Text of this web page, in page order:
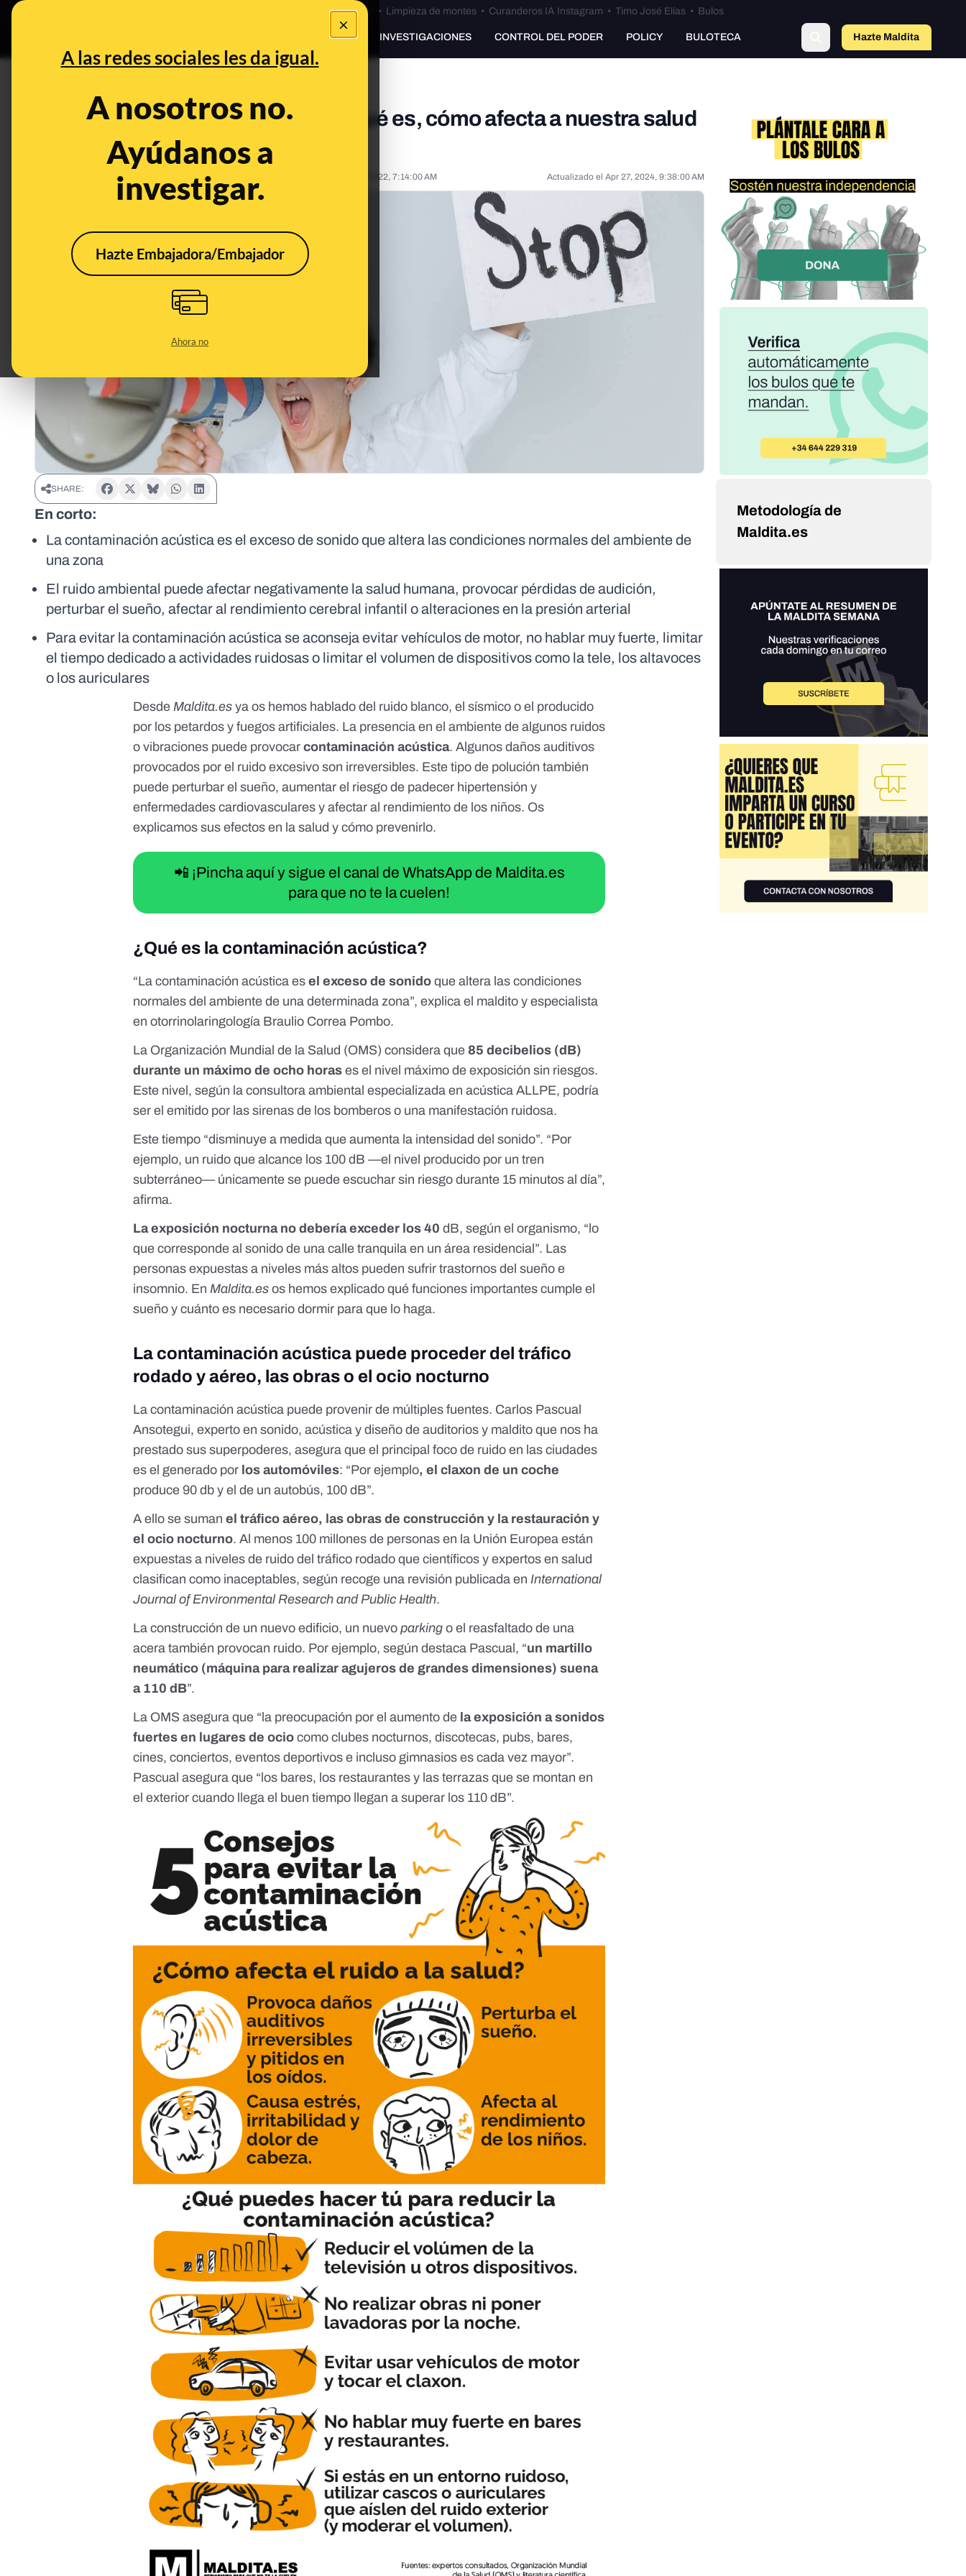
×
A las redes sociales les da igual.
A nosotros no.
Ayúdanos a
investigar.
Hazte Embajadora/Embajador
Ahora no
Bulos Ceuta • Limpieza de montes• Curanderos IA Instagram • Timo José Elías• Bulos
PREBUNKING INVESTIGACIONES CONTROL DEL PODER POLICY BULOTECA Hazte Maldito
Maldita contaminación acústica: qué es, cómo afecta a nuestra salud
y consejos para prevenirla
Medio ambiente Feb 9, 2022, 7:14:00 AM Actualizado el Apr 27, 2024, 9:38:00 AM
SHARE:
En corto:
La contaminación acústica es el exceso de sonido que altera las condiciones normales del ambiente de
una zona
El ruido ambiental puede afectar negativamente la salud humana, provocar pérdidas de audición,
perturbar el sueño, afectar al rendimiento cerebral infantil o alteraciones en la presión arterial
Para evitar la contaminación acústica se aconseja evitar vehículos de motor, no hablar muy fuerte, limitar
el tiempo dedicado a actividades ruidosas o limitar el volumen de dispositivos como la tele, los altavoces
o los auriculares
Desde Maldita.esya os hemos hablado del ruido blanco, elsísmico oel producido
por los petardos y fuegos artificiales. La presencia en el ambientede algunos ruidos
o vibraciones puede provocarcontaminación acústica. Algunos daños auditivos
provocados por el ruido excesivo son irreversibles. Este tipo de polución también
puede perturbar el sueño, aumentar el riesgo de padecer hipertensión y
enfermedades cardiovasculares y afectar al rendimiento de los niños. Os
explicamos sus efectos en la salud y cómo prevenirlo.
📲 ¡Pincha aquí y sigue el canal de WhatsApp de Maldita.es
para que no te la cuelen!
¿Qué es la contaminación acústica?
“La contaminación acústica esel exceso de sonidoque altera las condiciones
normales del ambiente de una determinada zona”, explica el maldito y especialista
en otorrinolaringología Braulio Correa Pombo.
La Organización Mundial de la Salud (OMS) considera que85 decibelios (dB)
durante un máximo de ocho horas es el nivel máximo de exposición sin riesgos.
Este nivel, según la consultora ambiental especializada en acústicaALLPE, podría
ser el emitido por las sirenas de los bomberos o una manifestación ruidosa.
Este tiempo “disminuye a medida que aumenta la intensidad del sonido”. “Por
ejemplo, un ruido que alcance los 100 dB —el nivel producido por un tren
subterráneo— únicamente se puede escuchar sin riesgo durante 15 minutos al día”,
afirma.
La exposición nocturna no debería exceder los 40dB, según el organismo, “lo
que corresponde al sonido de una calle tranquila en un área residencial”. Las
personas expuestas a niveles más altos pueden sufrir trastornos del sueño e
insomnio. EnMaldita.es os hemos explicadoqué funciones importantes cumple el
sueño y cuánto es necesario dormir para que lo haga.
La contaminación acústica puede proceder del tráfico
rodado y aéreo, las obras o el ocio nocturno
La contaminación acústica puede provenir de múltiples fuentes. Carlos Pascual
Ansotegui, experto en sonido, acústica y diseño de auditorios y maldito que nos ha
prestado sus superpoderes, asegura que el principal foco de ruido en las ciudades
es el generado por los automóviles: “Por ejemplo, el claxon de un coche
produce 90 db y el de un autobús, 100 dB”.
A ello se suman el tráfico aéreo, las obras de construcción y la restauración y
el ocio nocturno. Al menos 100 millones de personas en la Unión Europea están
expuestas a niveles de ruido del tráfico rodado que científicos y expertos en salud
clasifican como inaceptables,según recoge una revisión publicada enInternational
Journal of Environmental Research and Public Health.
La construcción de un nuevo edificio, un nuevoparking o el reasfaltado de una
acera también provocan ruido. Por ejemplo, según destaca Pascual, “un martillo
neumático (máquina para realizar agujeros de grandes dimensiones) suena
a 110 dB”.
La OMS asegura que “la preocupación por el aumento de la exposición a sonidos
fuertes en lugares de ociocomo clubes nocturnos, discotecas, pubs, bares,
cines, conciertos, eventos deportivos e incluso gimnasios es cada vez mayor”.
Pascual asegura que “los bares, los restaurantes y las terrazas que se montan en
el exterior cuando llega el buen tiempo llegan a superar los 110 dB”.
Metodología de
Maldita.es